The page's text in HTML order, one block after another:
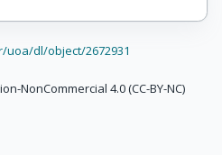
dl/object/2672931
NonCommercial 4.0 (CC-BY-NC)